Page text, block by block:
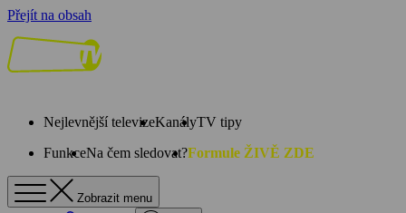
Přejít na obsah
Nejlevnější televizeKanályTV tipy
FunkceNa čem sledovat?Formule ŽIVĚ ZDE
Zobrazit menu